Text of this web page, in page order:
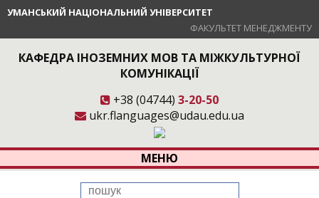
УМАНСЬКИЙ НАЦІОНАЛЬНИЙ УНІВЕРСИТЕТ
ФАКУЛЬТЕТ МЕНЕДЖМЕНТУ
КАФЕДРА ІНОЗЕМНИХ МОВ ТА МІЖКУЛЬТУРНОЇ
КОМУНІКАЦІЇ
+38 (04744) 3-20-50
ukr.flanguages@udau.edu.ua
МЕНЮ